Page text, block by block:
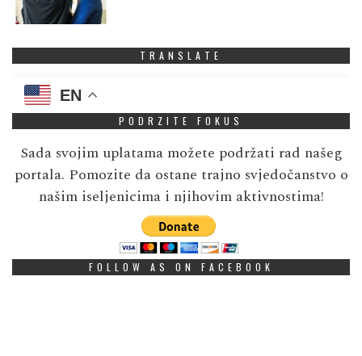
TRANSLATE
EN
PODRZITE FOKUS
Sada svojim uplatama možete podržati rad našeg
portala. Pomozite da ostane trajno svjedočanstvo o
našim iseljenicima i njihovim aktivnostima!
FOLLOW AS ON FACEBOOK